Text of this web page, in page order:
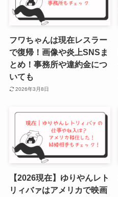
フワちゃんは現在レスラー
で復帰！画像や炎上SNSま
とめ！事務所や違約金につ
いても
2026年3月8日
【2026現在】ゆりやんレト
リィバァはアメリカで映画